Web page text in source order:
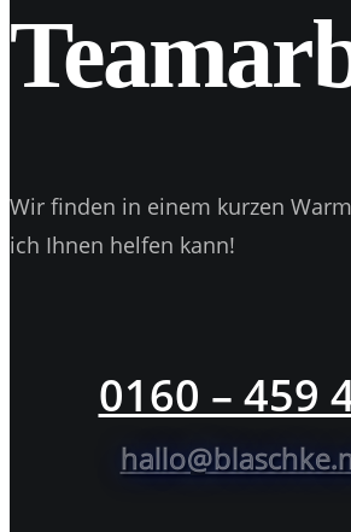
Wir finden in einem kurzen
ich Ihnen helfen kann!
0160 – 459